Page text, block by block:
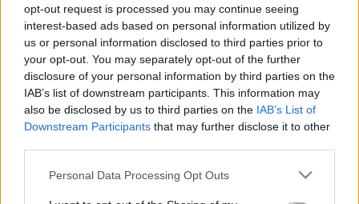
opt-out request is processed you may continue seeing
interest-based ads based on personal information utilized by
us or personal information disclosed to third parties prior to
your opt-out. You may separately opt-out of the further
disclosure of your personal information by third parties on the
IAB’s list of downstream participants. This information may
also be disclosed by us to third parties on the IAB’s List of
Downstream Participants that may further disclose it to other
Please note that this website/app uses one or more Google
Personal Data Processing Opt Outs
Alineación:Unai Simón – Capa, Yeray, Íñigo Martínez
(Unai Núñez), Yuri – De Marcos, Vencedor, Dani García,
Muniain – Raúl García, Williams.
Estos jugadores son baja:
Nolaskoain (molestias en
tobillo).
Estos jugadores son duda:
Íñigo Martínez (sobrecarga
muscular).
Posibles cambios en la alineación: